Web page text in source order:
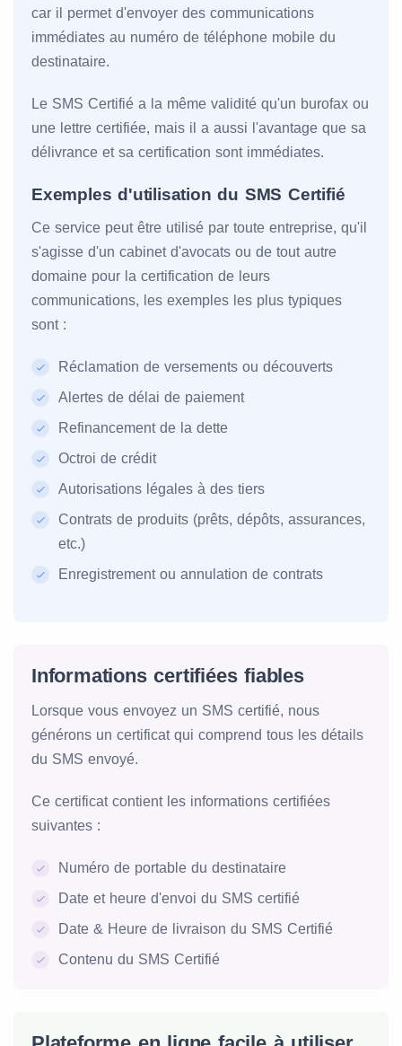
car il permet d'envoyer des communications
immédiates au numéro de téléphone mobile du
destinataire.
Le SMS Certifié a la même validité qu'un burofax ou
une lettre certifiée, mais il a aussi l'avantage que sa
délivrance et sa certification sont immédiates.
Exemples d'utilisation du SMS Certifié
Ce service peut être utilisé par toute entreprise, qu'il
s'agisse d'un cabinet d'avocats ou de tout autre
domaine pour la certification de leurs
communications, les exemples les plus typiques
sont :
Réclamation de versements ou découverts
Alertes de délai de paiement
Refinancement de la dette
Octroi de crédit
Autorisations légales à des tiers
Contrats de produits (prêts, dépôts, assurances,
etc.)
Enregistrement ou annulation de contrats
Informations certifiées fiables
Lorsque vous envoyez un SMS certifié, nous
générons un certificat qui comprend tous les détails
du SMS envoyé.
Ce certificat contient les informations certifiées
suivantes :
Numéro de portable du destinataire
Date et heure d'envoi du SMS certifié
Date & Heure de livraison du SMS Certifié
Contenu du SMS Certifié